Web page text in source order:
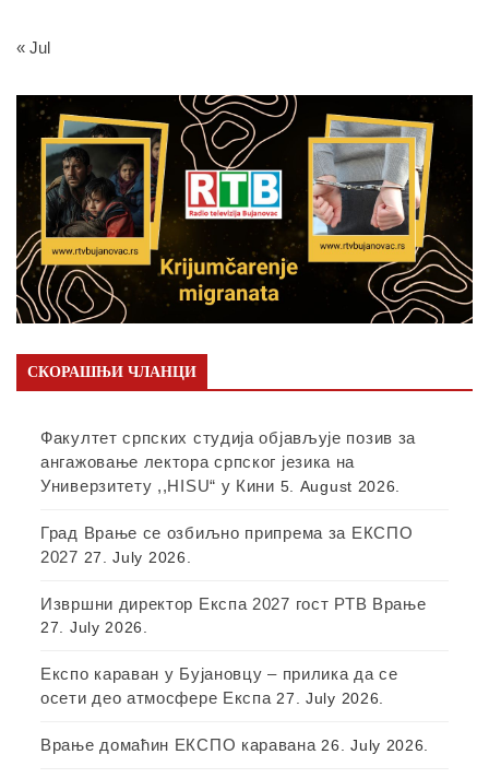
« Jul
СКОРАШЊИ ЧЛАНЦИ
Факултет српских студија објављује позив за
ангажовање лектора српског језика на
Универзитету ,,HISU“ у Кини 5. August 2026.
Град Врање се озбиљно припрема за ЕКСПО
2027 27. July 2026.
Извршни директор Експа 2027 гост РТВ Врање
27. July 2026.
Експо караван у Бујановцу – прилика да се
осети део атмосфере Експа 27. July 2026.
Врање домаћин ЕКСПО каравана 26. July 2026.